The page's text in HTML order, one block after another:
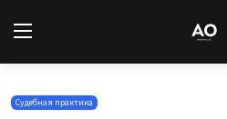
Вход
Судебная практика